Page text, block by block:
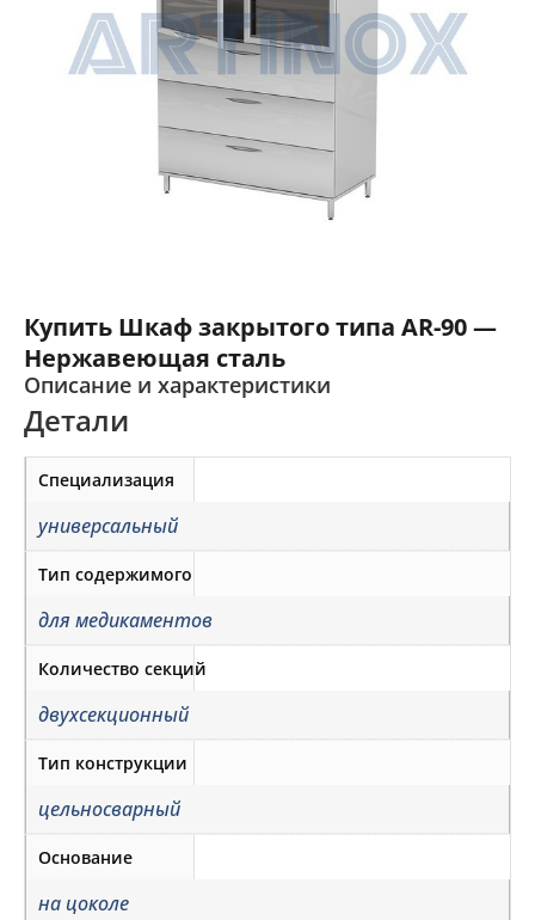
Купить Шкаф закрытого типа AR-90 —
Нержавеющая сталь
Описание и характеристики
Детали
Специализация
универсальный
Тип содержимого
для медикаментов
Количество секций
двухсекционный
Тип конструкции
цельносварный
Основание
на цоколе